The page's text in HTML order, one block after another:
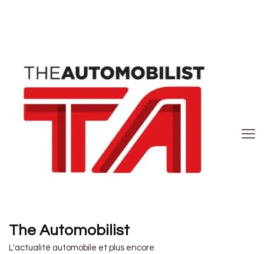
The Automobilist
L'actualité automobile et plus encore